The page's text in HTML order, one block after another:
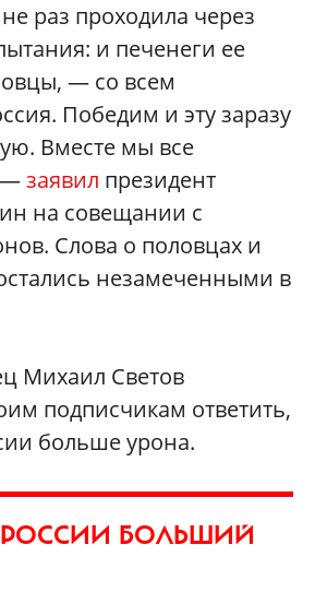
раз проходила через
и печенеги ее
— со всем
Победим и эту заразу
Вместе мы все
—заявил президент
на совещании с
Слова о половцах и
незамеченными в
Михаил Светов
подписчикам ответить,
больше урона.
РОССИИ БОЛЬШИЙ